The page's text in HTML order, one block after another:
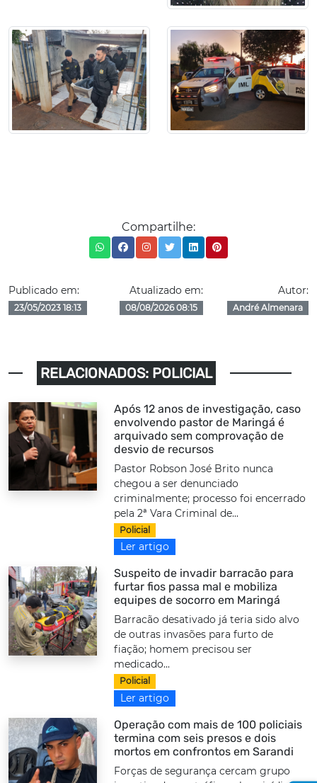
Compartilhe:
Publicado em:
23/05/2023 18:13
Atualizado em:
08/08/2026 08:15
Autor:
André Almenara
RELACIONADOS: POLICIAL
Após 12 anos de investigação, caso
envolvendo pastor de Maringá é
arquivado sem comprovação de
desvio de recursos
Pastor Robson José Brito nunca
chegou a ser denunciado
criminalmente; processo foi encerrado
pela 2ª Vara Criminal de...
Policial
Ler artigo
Suspeito de invadir barracão para
furtar fios passa mal e mobiliza
equipes de socorro em Maringá
Barracão desativado já teria sido alvo
de outras invasões para furto de
fiação; homem precisou ser
medicado...
Policial
Ler artigo
Operação com mais de 100 policiais
termina com seis presos e dois
mortos em confrontos em Sarandi
Forças de segurança cercam grupo